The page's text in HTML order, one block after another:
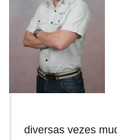
diversas vezes